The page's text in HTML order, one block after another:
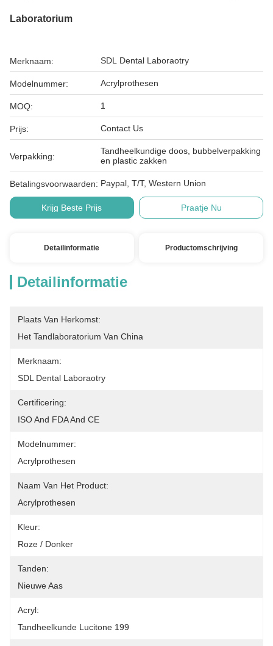
Laboratorium
Merknaam: SDL Dental Laboraotry
Modelnummer: Acrylprothesen
MOQ: 1
Prijs: Contact Us
Verpakking:
Tandheelkundige doos, bubbelverpakking
en plastic zakken
Betalingsvoorwaarden: Paypal, T/T, Western Union
Krijg Beste Prijs Praatje Nu
Detailinformatie Productomschrijving
Detailinformatie
Plaats Van Herkomst:
Het Tandlaboratorium Van China
Merknaam:
SDL Dental Laboraotry
Certificering:
ISO And FDA And CE
Modelnummer:
Acrylprothesen
Naam Van Het Product:
Acrylprothesen
Kleur:
Roze / Donker
Tanden:
Nieuwe Aas
Acryl:
Tandheelkunde Lucitone 199